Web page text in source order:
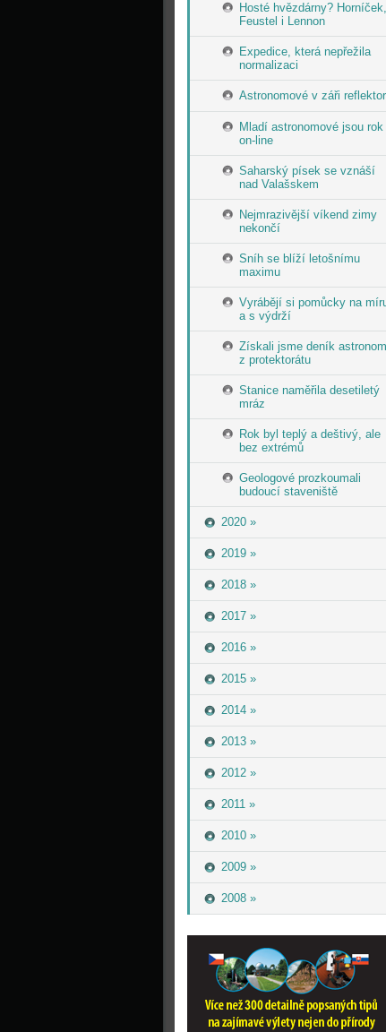
Hosté hvězdárny? Horníček,
Feustel i Lennon
Expedice, která nepřežila
normalizaci
Astronomové v záři
Mladí astronomové jsou rok
on-line
Saharský písek se vznáší
nad Valašskem
Nejmrazivější víkend zimy
nekončí
Sníh se blíží letošnímu
maximu
Vyrábějí si pomůcky na
a s výdrží
Získali jsme deník
z protektorátu
Stanice naměřila desetiletý
mráz
Rok byl teplý a deštivý, ale
bez extrémů
Geologové prozkoumali
budoucí staveniště
2020 »
2019 »
2018 »
2017 »
2016 »
2015 »
2014 »
2013 »
2012 »
2011 »
2010 »
2009 »
2008 »